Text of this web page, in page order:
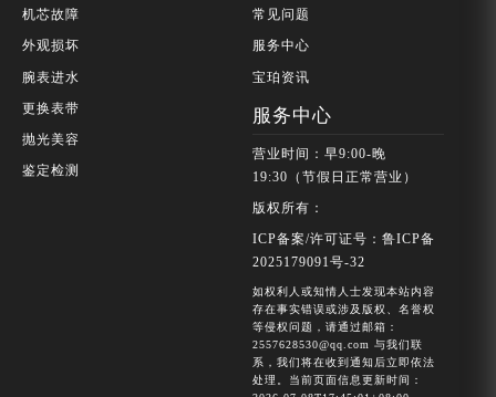
机芯故障
外观损坏
腕表进水
更换表带
抛光美容
鉴定检测
常见问题
服务中心
宝珀资讯
服务中心
营业时间：早9:00-晚
19:30（节假日正常营业）
版权所有：
ICP备案/许可证号：鲁ICP备
2025179091号-32
如权利人或知情人士发现本站内容
存在事实错误或涉及版权、名誉权
等侵权问题，请通过邮箱：
2557628530@qq.com 与我们联
系，我们将在收到通知后立即依法
处理。当前页面信息更新时间：